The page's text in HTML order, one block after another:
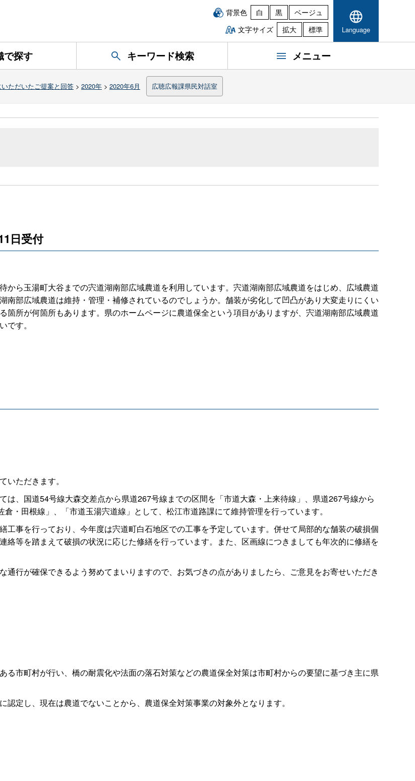
背景色 白 黒
ベージュ
文字サイズ
拡大 標準 Language
で探す キーワード検索 メニュー
ただいたご提案と回答 > 2020年 > 2020年6月 広聴広報課県民対話室
日受付
ら玉湯町大谷までの宍道湖南部広域農道を利用しています。宍道湖南部広域農道をはじめ、広域農道
南部広域農道は維持・管理・補修されているのでしょうか。舗装が劣化して凹凸があり大変走りにくい
所が何箇所もあります。県のホームページに農道保全という項目がありますが、宍道湖南部広域農道
です。
ただきます。
、国道54号線大森交差点から県道267号線までの区間を「市道大森・上来待線」、県道267号線から
・田根線」、「市道玉湯宍道線」として、松江市道路課にて維持管理を行っています。
事を行っており、今年度は宍道町白石地区での工事を予定しています。併せて局部的な舗装の破損個
絡等を踏まえて破損の状況に応じた修繕を行っています。また、区画線につきましても年次的に修繕を
行が確保できるよう努めてまいりますので、お気づきの点がありましたら、ご意見をお寄せいただき
市町村が行い、橋の耐震化や法面の落石対策などの農道保全対策は市町村からの要望に基づき主に県
定し、現在は農道でないことから、農道保全対策事業の対象外となります。